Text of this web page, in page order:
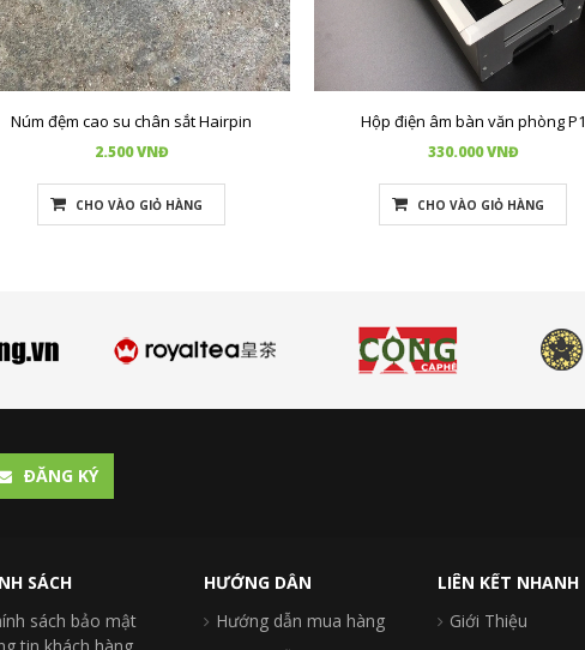
Núm đệm cao su chân sắt Hairpin
2.500 VNĐ
CHO VÀO GIỎ HÀNG
Hộp điện âm bàn văn phòng P1
330.000 VNĐ
CHO VÀO GIỎ HÀNG
ÐĂNG KÝ
SÁCH
sách bảo mật
tin khách hàng
HƯỚNG DẪN
Hướng dẫn mua hàng
LIÊN KẾT NHANH
Giới Thiệu